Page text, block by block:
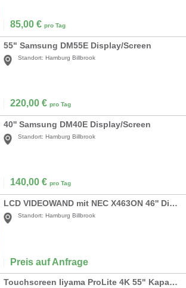
85,00 € pro Tag
55" Samsung DM55E Display/Screen
Standort: Hamburg Billbrook
220,00 € pro Tag
40'' Samsung DM40E Display/Screen
Standort: Hamburg Billbrook
140,00 € pro Tag
LCD VIDEOWAND mit NEC X463ON 46'' Displays
Standort: Hamburg Billbrook
Preis auf Anfrage
Touchscreen Iiyama ProLite 4K 55" Kapazitiv